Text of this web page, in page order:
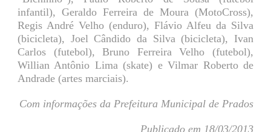
infantil), Geraldo Ferreira de Moura (MotoCross),
Regis André Velho (enduro), Flávio Alfeu da Silva
(bicicleta), Joel Cândido da Silva (bicicleta), Ivan
Carlos (futebol), Bruno Ferreira Velho (futebol),
Willian Antônio Lima (skate) e Vilmar Roberto de
Andrade (artes marciais).
Com informações da Prefeitura Municipal de Prados
Publicado em 18/03/2013